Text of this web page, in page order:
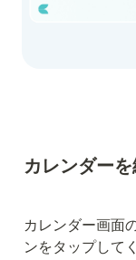
カレンダーを
カレンダー画面
ンをタップして